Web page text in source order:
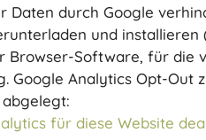
Daten durch Google
und
Browser-Software, für
Google Analytics Opt-
für diese Website